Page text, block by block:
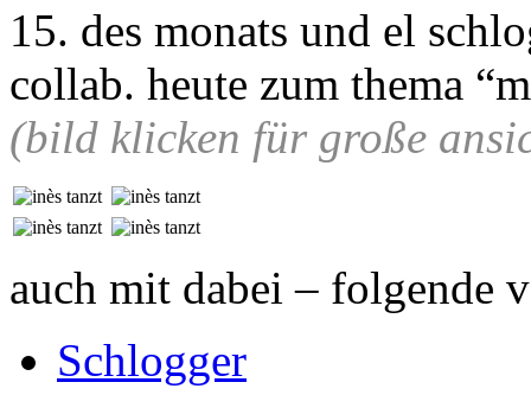
15. des monats und el
collab. heute zum thema
(bild klicken für große
auch mit dabei – folgende
Schlogger